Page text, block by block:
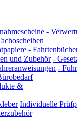
-
-
und Zubehör -
-
&
Individuelle